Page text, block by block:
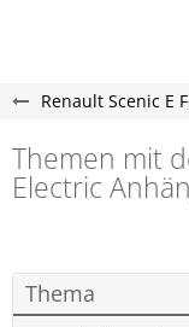
Renault Scenic E
Themen mit
Electric
Thema